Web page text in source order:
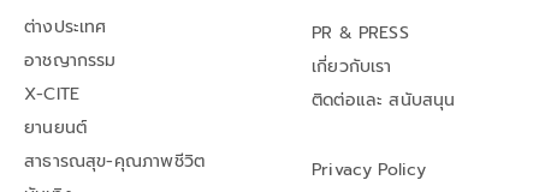
ต่างประเทศ
อาชญากรรม
X-CITE
ยานยนต์
สาธารณสุข-คุณภาพชีวิต
PR & PRESS
เกี่ยวกับเรา
ติดต่อและ สนับสนุน
Privacy Policy